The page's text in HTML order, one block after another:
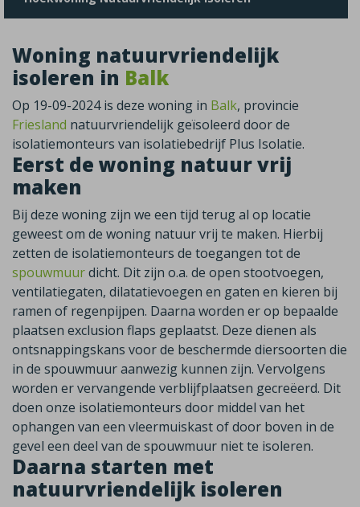
Woning natuurvriendelijk
isoleren in Balk
Op 19-09-2024 is deze woning in Balk, provincie
Friesland natuurvriendelijk geïsoleerd door de
isolatiemonteurs van isolatiebedrijf Plus Isolatie.
Eerst de woning natuur vrij
maken
Bij deze woning zijn we een tijd terug al op locatie
geweest om de woning natuur vrij te maken. Hierbij
zetten de isolatiemonteurs de toegangen tot de
spouwmuurdicht. Dit zijn o.a. de open stootvoegen,
ventilatiegaten, dilatatievoegen en gaten en kieren bij
ramen of regenpijpen. Daarna worden er op bepaalde
plaatsen exclusion flaps geplaatst. Deze dienen als
ontsnappingskans voor de beschermde diersoorten die
in de spouwmuur aanwezig kunnen zijn. Vervolgens
worden er vervangende verblijfplaatsen gecreëerd. Dit
doen onze isolatiemonteurs door middel van het
ophangen van een vleermuiskast of door boven in de
gevel een deel van de spouwmuur niet te isoleren.
Daarna starten met
natuurvriendelijk isoleren